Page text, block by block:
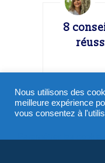
8
Nous utilisons des
meilleure expérience
vous consentez à